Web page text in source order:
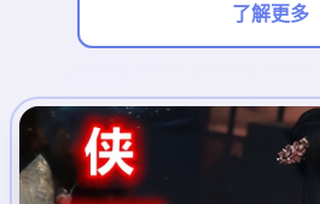
了解更多